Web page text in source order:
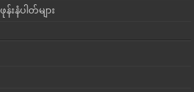
းနံပါတ်များ